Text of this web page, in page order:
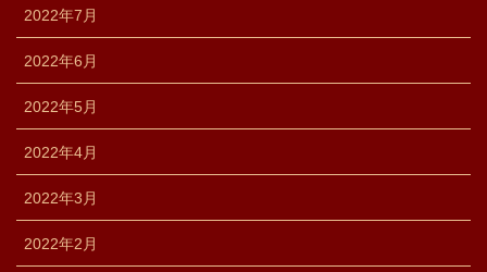
2022年7月
2022年6月
2022年5月
2022年4月
2022年3月
2022年2月